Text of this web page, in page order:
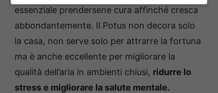
essenziale prendersene cura affinché cresca
abbondantemente. Il Potus non decora solo
la casa, non serve solo per attrarre la fortuna
ma è anche eccellente per migliorare la
qualità dell’aria in ambienti chiusi, ridurre lo
stress e migliorare la salute mentale.